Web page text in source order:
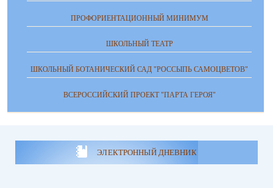
ПРОФОРИЕНТАЦИОННЫЙ МИНИМУМ
ШКОЛЬНЫЙ ТЕАТР
ШКОЛЬНЫЙ БОТАНИЧЕСКИЙ САД "РОССЫПЬ САМОЦВЕТОВ"
ВСЕРОССИЙСКИЙ ПРОЕКТ "ПАРТА ГЕРОЯ"
ЭЛЕКТРОННЫЙ ДНЕВНИК